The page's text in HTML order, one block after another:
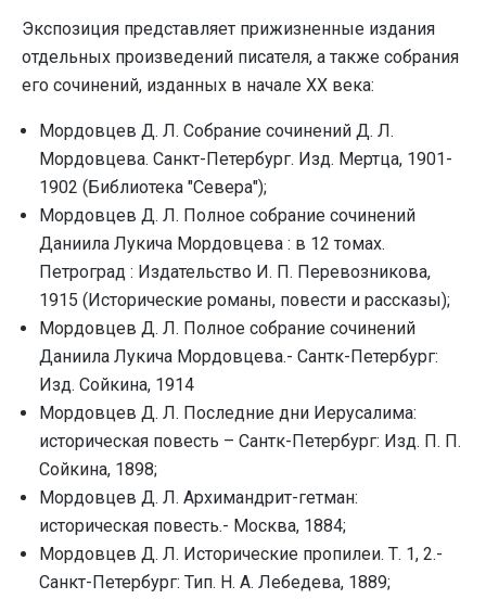
Экспозиция представляет прижизненные издания
отдельных произведений писателя, а также собрания
его сочинений, изданных в начале ХХ века:
Мордовцев Д. Л. Собрание сочинений Д. Л.
Мордовцева. Санкт-Петербург. Изд. Мертца, 1901-
1902 (Библиотека "Севера");
Мордовцев Д. Л. Полное собрание сочинений
Даниила Лукича Мордовцева : в 12 томах.
Петроград : Издательство И. П. Перевозникова,
1915 (Исторические романы, повести и рассказы);
Мордовцев Д. Л. Полное собрание сочинений
Даниила Лукича Мордовцева.- Сантк-Петербург:
Изд. Сойкина, 1914
Мордовцев Д. Л. Последние дни Иерусалима:
историческая повесть – Сантк-Петербург: Изд. П. П.
Сойкина, 1898;
Мордовцев Д. Л. Архимандрит-гетман:
историческая повесть.- Москва, 1884;
Мордовцев Д. Л. Исторические пропилеи. Т. 1, 2.-
Санкт-Петербург: Тип. Н. А. Лебедева, 1889;